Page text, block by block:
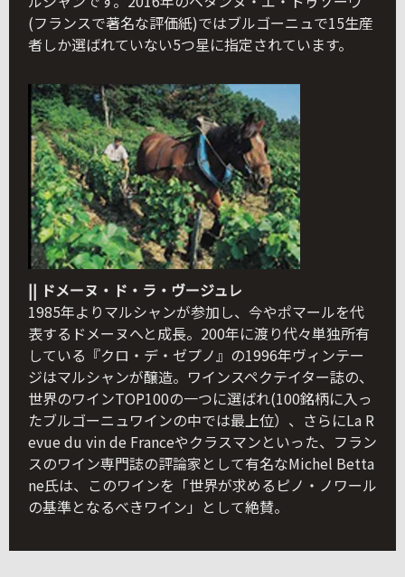
(フランスで著名な評価紙)ではブルゴーニュで15生産
者しか選ばれていない5つ星に指定されています。
|| ドメーヌ・ド・ラ・ヴージュレ
1985年よりマルシャンが参加し、今やポマールを代
表するドメーヌへと成長。200年に渡り代々単独所有
している『クロ・デ・ゼプノ』の1996年ヴィンテー
ジはマルシャンが醸造。ワインスペクテイター誌の、
世界のワインTOP100の一つに選ばれ(100銘柄に入っ
たブルゴーニュワインの中では最上位）、さらにLa R
evue du vin de Franceやクラスマンといった、フラン
スのワイン専門誌の評論家として有名なMichel Betta
ne氏は、このワインを「世界が求めるピノ・ノワール
の基準となるべきワイン」として絶賛。